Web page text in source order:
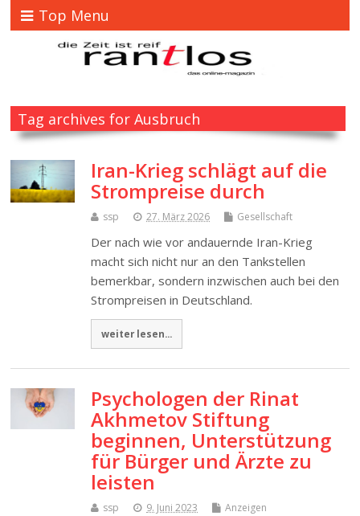
Top Menu
Tag archives for Ausbruch
Iran-Krieg schlägt auf die
Strompreise durch
ssp 27. März 2026 Gesellschaft
Der nach wie vor andauernde Iran-Krieg
macht sich nicht nur an den Tankstellen
bemerkbar, sondern inzwischen auch bei den
Strompreisen in Deutschland.
weiter lesen...
Psychologen der Rinat
Akhmetov Stiftung
beginnen, Unterstützung
für Bürger und Ärzte zu
leisten
ssp 9. Juni 2023 Anzeigen